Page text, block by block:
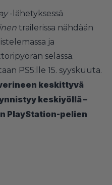
-lähetyksessä
trailerissa nähdään
ja
selässä.
PS5:lle 15. syyskuuta.
keskittyvä
keskiyöllä –
PlayStation-pelien